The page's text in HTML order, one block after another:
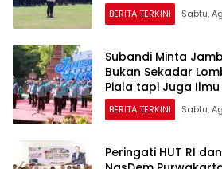
BERITA TERKINI Sabtu,
Subandi Minta
Bukan Sekadar
Piala tapi Juga
BERITA TERKINI Sabtu,
Peringati HUT RI